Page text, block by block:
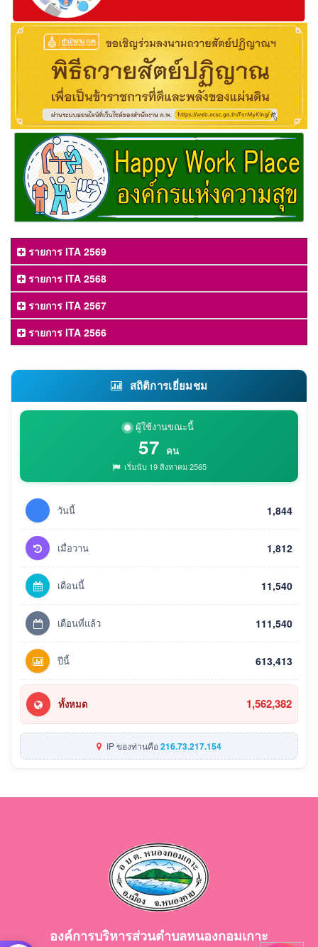
รายการ ITA 2569
รายการ ITA 2568
รายการ ITA 2567
รายการ ITA 2566
สถิติการเยี่ยมชม
ผู้ใช้งานขณะนี้
57 คน
เริ่มนับ 19 สิงหาคม 2565
วันนี้ 1,844
เมื่อวาน 1,812
เดือนนี้ 11,540
เดือนที่แล้ว 111,540
ปีนี้ 613,413
ทั้งหมด 1,562,382
IP ของท่านคือ216.73.217.154
องค์การบริหารส่วนตำบลหนองกอมเกาะ